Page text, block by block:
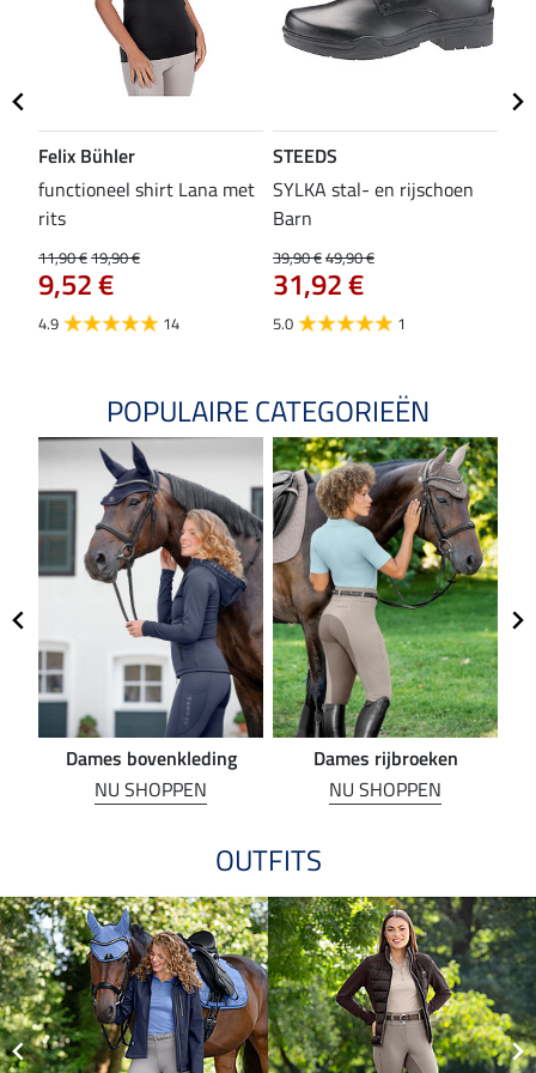
Felix Bühler
functioneel shirt Lana met
rits
11,90 €19,90 €
9,52 €
4.9 14
STEEDS
SYLKA stal- en rijschoen
Barn
39,90 €49,90 €
31,92 €
5.0 1
POPULAIRE CATEGORIEËN
Dames bovenkleding
NU SHOPPEN
Dames rijbroeken
NU SHOPPEN
OUTFITS